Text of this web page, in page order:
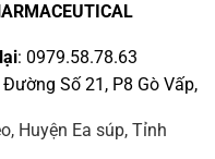
: 0979.58.78.63
Số 21, P8 Gò Vấp,
Huyện Ea súp, Tỉnh